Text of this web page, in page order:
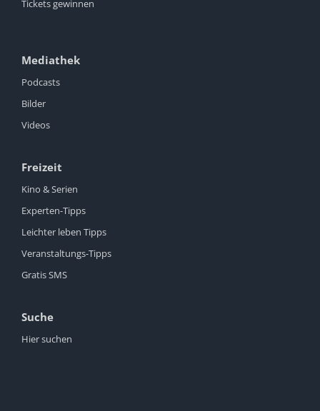
Tickets gewinnen
Mediathek
Podcasts
Bilder
Videos
Freizeit
Kino & Serien
Experten-Tipps
Leichter leben Tipps
Veranstaltungs-Tipps
Gratis SMS
Suche
Hier suchen